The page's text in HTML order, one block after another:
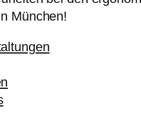
München!